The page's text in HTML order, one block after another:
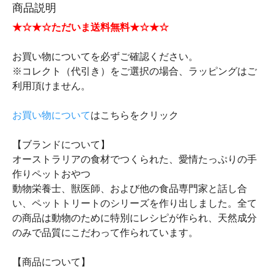
商品説明
★☆★☆ただいま送料無料★☆★☆
お買い物についてを必ずご確認ください。
※コレクト（代引き）をご選択の場合、ラッピングはご
利用頂けません。
お買い物についてはこちらをクリック
【ブランドについて】
オーストラリアの食材でつくられた、愛情たっぷりの手
作りペットおやつ
動物栄養士、獣医師、および他の食品専門家と話し合
い、ペットトリートのシリーズを作り出しました。全て
の商品は動物のために特別にレシピが作られ、天然成分
のみで品質にこだわって作られています。
【商品について】